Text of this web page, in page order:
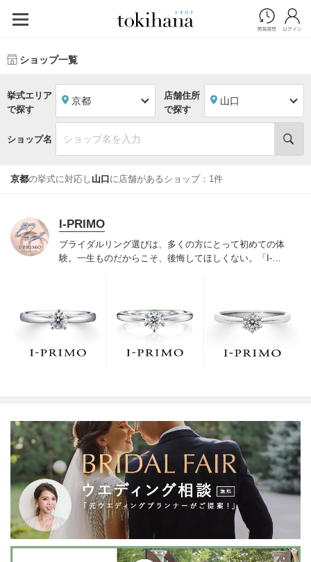
ショップ一覧
挙式エリア
で探す
京都
店舗住所
で探す
山口
ショップ名
京都の挙式に対応し 山口 に店舗があるショップ：1件
I-PRIMO
ブライダルリング選びは、多くの方にとって初めての体
験。一生ものだからこそ、後悔してほしくない。「I-
でお待ちしております。リング選びの最初の一歩をご一
緒に。まずは、アイプリモへ。